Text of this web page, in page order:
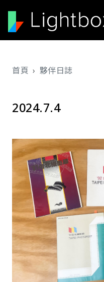
導航連結
首頁 夥伴日誌
2024.7.4